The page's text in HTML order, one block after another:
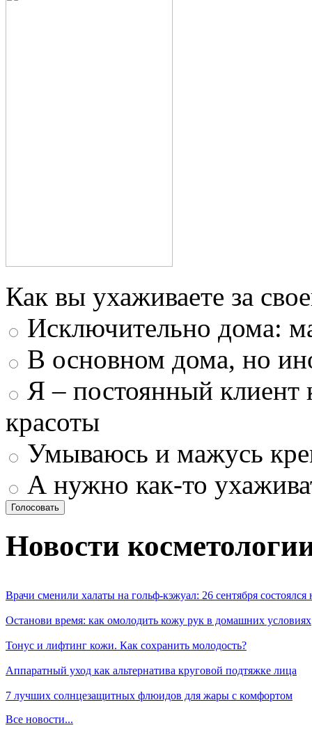
Как вы ухаживаете за
Исключительно дома:
В основном дома, но
Я – постоянный клиент
красоты
Умываюсь и мажусь
А нужно как-то
Новости
Врачи сменили халаты на гольф-кэжуал: 26 сентября
Останови время: как омолодить кожу рук в домашних условиях
Тонус и лифтинг кожи. Как сохранить молодость?
Аппаратный уход как альтернатива круговой подтяжке лица
7 лучших солнцезащитных флюидов для жары с комфортом
Все новости...